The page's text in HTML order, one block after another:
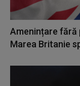
Amenințare fără
Marea Britanie